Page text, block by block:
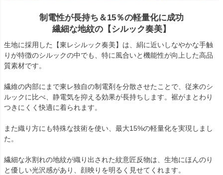
制電性が長持ち＆15％の軽量化に成功
繊細な地紋の【シルック奏美】
生地に採用した【東レシルック奏美】は、絹に近いしなやかな手触
りが特徴のシルックの中でも、特に風合いと機能性が向上した高品
質素材です。
繊維の内部にまで東レ独自の制電剤を分散させたことで、従来のシ
ルックに比べ、静電気を抑える効果が長持ちします。裾がまとわり
つきにくく快適に着られます。
また織り方にも特殊な技術を使い、最大15%の軽量化を実現しまし
た。
繊細な氷割れの地紋が織り出された紋意匠反物は、生地にほんのり
と優しい光沢感があり、顔映りを明るく見せてくれます。